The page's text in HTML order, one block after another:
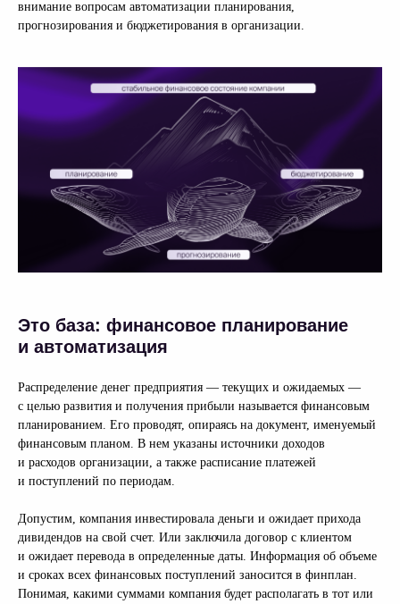
внимание вопросам автоматизации планирования,
прогнозирования и бюджетирования в организации.
Это база: финансовое планирование
и автоматизация
Распределение денег предприятия — текущих и ожидаемых —
с целью развития и получения прибыли называется финансовым
планированием. Его проводят, опираясь на документ, именуемый
финансовым планом. В нем указаны источники доходов
и расходов организации, а также расписание платежей
и поступлений по периодам.
Допустим, компания инвестировала деньги и ожидает прихода
дивидендов на свой счет. Или заключила договор с клиентом
и ожидает перевода в определенные даты. Информация об объеме
и сроках всех финансовых поступлений заносится в финплан.
Понимая, какими суммами компания будет располагать в тот или